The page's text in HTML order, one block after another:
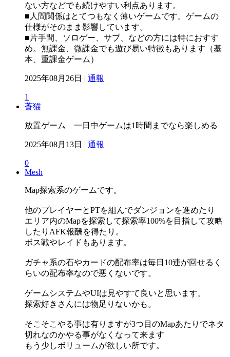
ない方などでも続けやすい利点あります。
■人間関係はとてつもなく薄いゲームです。ゲームの
仕様がそのまま影響しています。
■片手間、ソロゲー、サブ、などの方には特におすす
め。無課金、微課金でも遊び易い特徴もあります（基
本、重課金ゲーム）
2025年08月26日 | 通報
1
蒼猫
放置ゲーム 一日中ゲームは1時間までなら楽しめる
2025年08月13日 | 通報
0
Mesh
Map探索系のゲームです。
他のプレイヤーとPTを組んでダンジョンを進めたり
エリア内のMapを探索して探索率100%を目指して攻略
したりAFK報酬を得たり。
ボス戦やレイドもあります。
ガチャ系の石やカードの配布率は毎日10連が回せるく
らいの配布率なので悪くないです。
ゲームシステムやUIは見やすて良いと思います。
探索好きさんには物足りないかも。
そこそこやる事は有りますが3つ目のMapあたりでネタ
切れなのかやる事がなくなって来ます
もう少しボリュームが欲しい所です。